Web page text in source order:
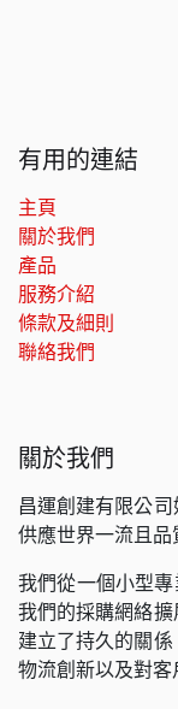
有用的連結
主頁
關於我們
產品
服務介紹
條款及細則
聯絡我們
關於我們
昌運創建有限公
供應世界一流且品
我們從一個小型
我們的採購網絡
建立了持久的關
物流創新以及對客